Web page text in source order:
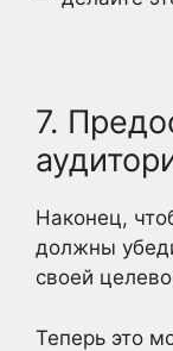
7.
Наконец,
должны
своей
Теперь это